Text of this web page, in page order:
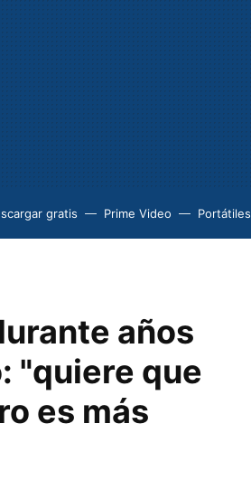
gratis Prime Video Portátiles
años
"quiere que
es más